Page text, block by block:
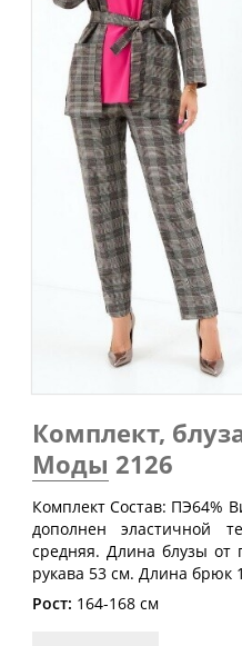
Таблица
Размер
Обхват
груди
(см)
40
80
42
84
44
88
46
92
48
96
50
100
52
54
108
56
112
58
116
Комплект,
Моды 2126
Комплект Состав: ПЭ64%
дополнен эластичной
средняя. Длина блузы от
рукава 53 см. Длина брюк
Рост: 164-168 см